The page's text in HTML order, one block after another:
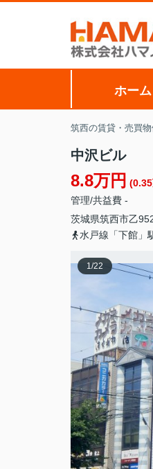
ホーム
筑西の賃貸・売買
中沢ビル
8.8万円
管理/共益費 -
茨城県筑西市乙
水戸線「下館」
1/22